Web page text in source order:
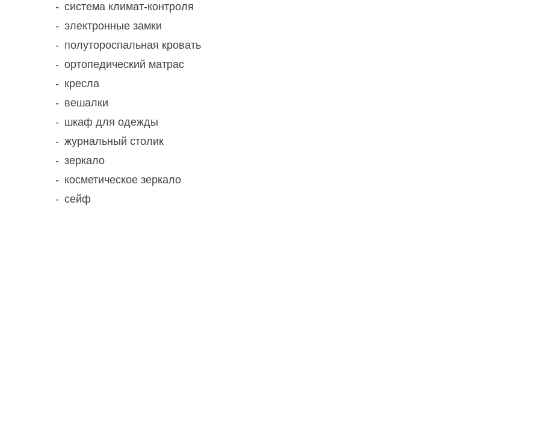
система климат-контроля
электронные замки
полутороспальная кровать
ортопедический матрас
кресла
вешалки
шкаф для одежды
журнальный столик
зеркало
косметическое зеркало
сейф